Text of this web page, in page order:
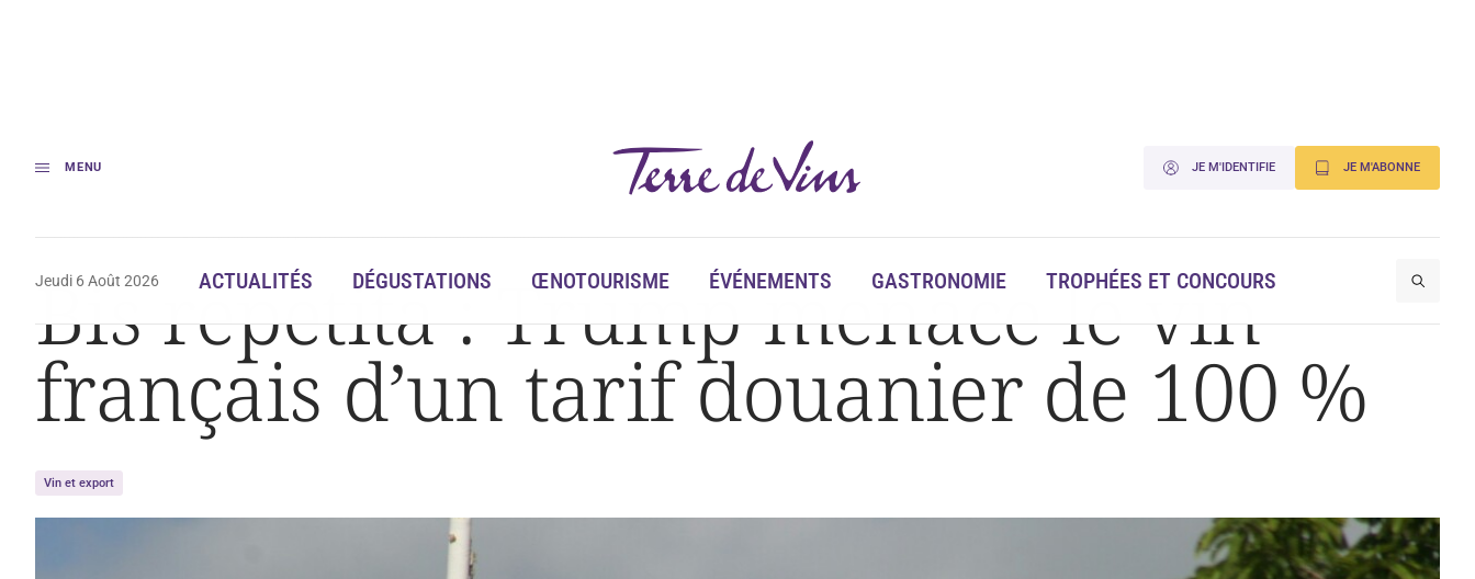
MENU JE M'IDENTIFIE JE M'ABONNE
Jeudi 6 Août 2026 ACTUALITÉS DÉGUSTATIONS ŒNOTOURISME ÉVÉNEMENTS GASTRONOMIE TROPHÉES ET CONCOURS
Accueil Actualités Bis repetita : Trump menace le vin français d’un tarif douanier de 100 %
Bis repetita : Trump menace le vin
français d’un tarif douanier de 100 %
Vin et export